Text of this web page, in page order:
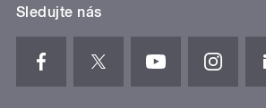
Sledujte nás